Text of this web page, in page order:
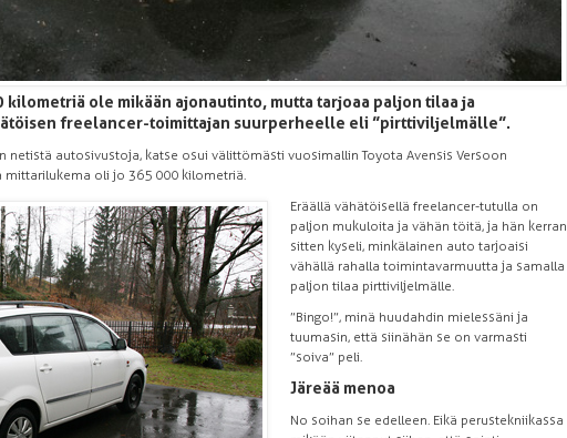
kilometriä ole mikään ajonautinto, mutta tarjoaa paljon tilaa ja
freelancer-toimittajan suurperheelle eli ”pirttiviljelmälle”.
netistä autosivustoja, katse osui välittömästi vuosimallin Toyota Avensis Versoon
mittarilukema oli jo 365 000 kilometriä.
Eräällä vähätöisellä freelancer-tutulla on
paljon mukuloita ja vähän töitä, ja hän kerran
sitten kyseli, minkälainen auto tarjoaisi
vähällä rahalla toimintavarmuutta ja samalla
paljon tilaa pirttiviljelmälle.
”Bingo!”, minä huudahdin mielessäni ja
tuumasin, että siinähän se on varmasti
”soiva” peli.
Järeää menoa
No soihan se edelleen. Eikä perustekniikassa